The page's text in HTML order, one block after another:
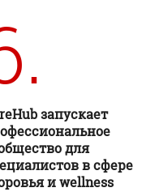
запускает
для
в сфере
и wellness